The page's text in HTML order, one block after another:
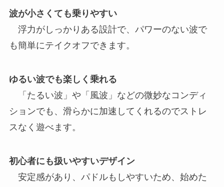
波が小さくても乗りやすい
浮力がしっかりある設計で、パワーのない波で
も簡単にテイクオフできます。
ゆるい波でも楽しく乗れる
「たるい波」や「風波」などの微妙なコンディ
ションでも、滑らかに加速してくれるのでストレ
スなく遊べます。
初心者にも扱いやすいデザイン
安定感があり、パドルもしやすいため、始めた